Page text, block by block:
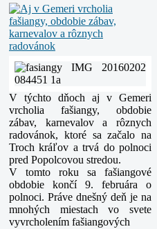
V týchto dňoch aj v Gemeri
vrcholia fašiangy, obdobie
zábav, karnevalov a rôznych
radovánok, ktoré sa začalo na
Troch kráľov a trvá do polnoci
pred Popolcovou stredou.
V tomto roku sa fašiangové
obdobie končí 9. februára o
polnoci. Práve dnešný deň je na
mnohých miestach vo svete
vyvrcholením fašiangových